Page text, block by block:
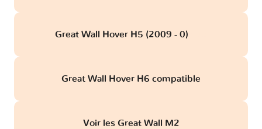
Great Wall Hover H5 (2009 - 0)
Great Wall Hover H6 compatible
Voir les Great Wall M2